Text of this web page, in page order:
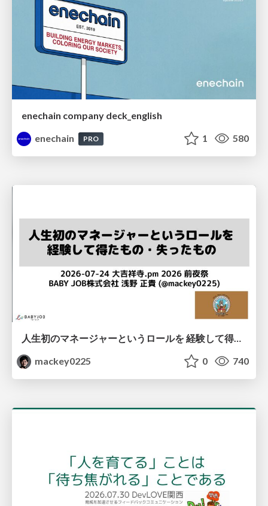
enechain company deck_english
enechain
PRO 1 580
人生初のマネージャーというロールを 経験して得たもの・失ったもの / Reflections on My First Manager Role
mackey0225
0 740